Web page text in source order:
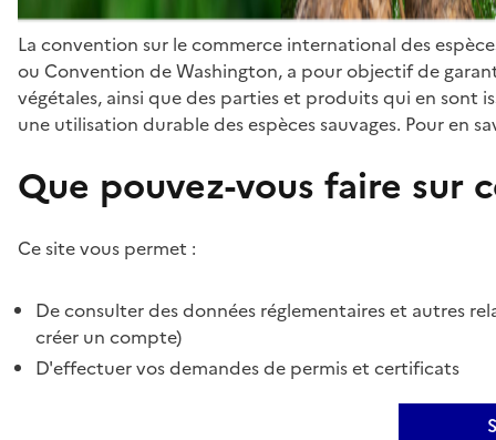
La convention sur le commerce international des
ou Convention de Washington, a pour objectif de
végétales, ainsi que des parties et produits qui en sont
une utilisation durable des espèces sauvages. Pour en
Que pouvez-vous faire sur
Ce site vous permet :
De consulter des données réglementaires et autres
créer un compte)
D'effectuer vos demandes de permis et certificats